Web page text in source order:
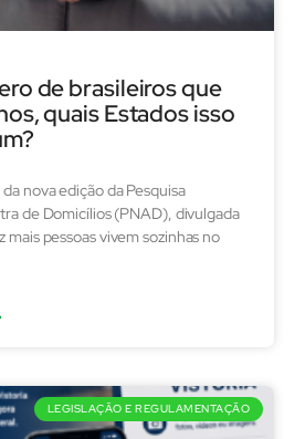
de brasileiros que
quais Estados isso
nova edição da Pesquisa
de Domicílios (PNAD), divulgada
mais pessoas vivem sozinhas no
LEGISLAÇÃO E REGULAMENTAÇÃO